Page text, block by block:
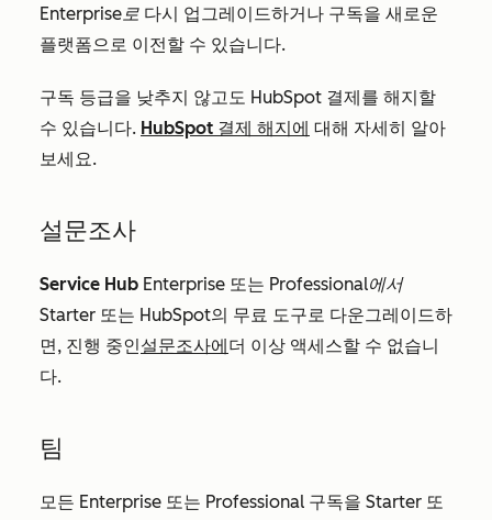
Enterprise로 다시 업그레이드하거나 구독을 새로운
플랫폼으로 이전할 수 있습니다.
구독 등급을 낮추지 않고도 HubSpot 결제를 해지할
수 있습니다. HubSpot 결제 해지에 대해 자세히 알아
보세요.
설문조사
Service Hub Enterprise 또는 Professional에서
Starter 또는 HubSpot의 무료 도구로 다운그레이드하
면, 진행 중인설문조사에더 이상 액세스할 수 없습니
다.
팀
모든 Enterprise 또는 Professional 구독을 Starter 또